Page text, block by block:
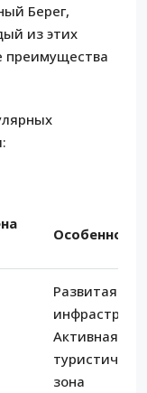
Берег,
из этих
преимущества
Особенности
Развитая
Активная
зона